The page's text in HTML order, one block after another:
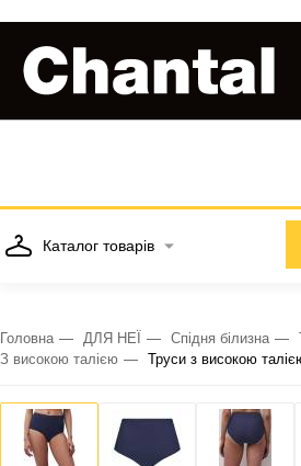
Каталог товарів
Головна ДЛЯ НЕЇ Спідня білизна
З високою талією
Труси з високою